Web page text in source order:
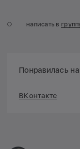
написать в
Понравилась
ВКонтакте